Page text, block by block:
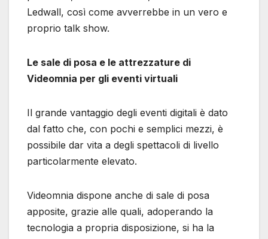
Ledwall, così come avverrebbe in un vero e
proprio talk show.
Le sale di posa e le attrezzature di
Videomnia per gli eventi virtuali
Il grande vantaggio degli eventi digitali è dato
dal fatto che, con pochi e semplici mezzi, è
possibile dar vita a degli spettacoli di livello
particolarmente elevato.
Videomnia dispone anche di sale di posa
apposite, grazie alle quali, adoperando la
tecnologia a propria disposizione, si ha la